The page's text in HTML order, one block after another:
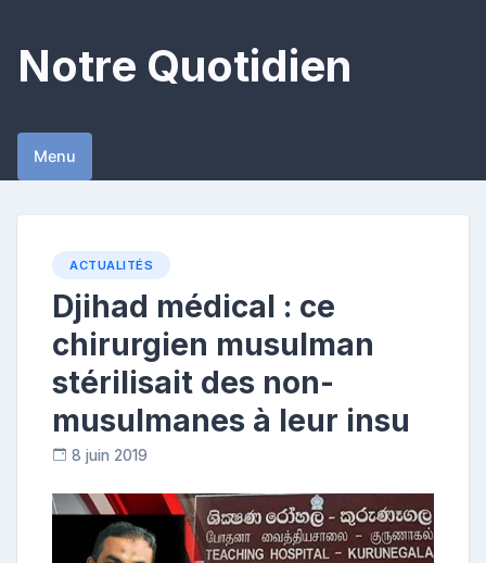
content
Notre Quotidien
Menu
ACTUALITÉS
Djihad médical : ce
chirurgien musulman
stérilisait des non-
musulmanes à leur insu
8 juin 2019
o